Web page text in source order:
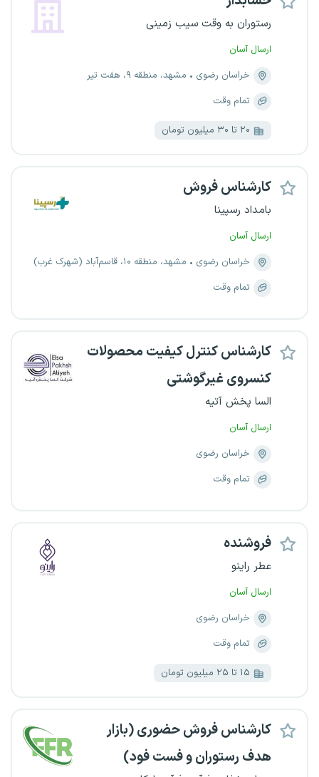
رستوران به وقت سیب زمینی
ارسال آسان
خراسان رضوی
مشهد، منطقه ۹، هفت تیر
تمام وقت
۲۰ تا ۳۰ میلیون تومان
کارشناس فروش
بامداد رسپینا
ارسال آسان
خراسان رضوی
مشهد، منطقه ۱۰، قاسم‌آباد (شهرک غرب)
تمام وقت
کارشناس کنترل کیفیت محصولات
کنسروی غیرگوشتی
السا پخش آتیه
ارسال آسان
خراسان رضوی
تمام وقت
فروشنده
عطر راینو
ارسال آسان
خراسان رضوی
تمام وقت
۱۵ تا ۲۵ میلیون تومان
کارشناس فروش حضوری (بازار
هدف رستوران و فست فود)